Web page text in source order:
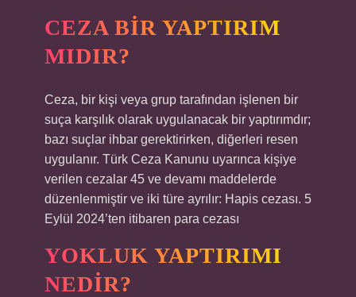
CEZA BIR YAPTIRIM
MIDIR?
Ceza, bir kişi veya grup tarafından işlenen bir
suça karşılık olarak uygulanacak bir yaptırımdır;
bazı suçlar ihbar gerektirirken, diğerleri resen
uygulanır. Türk Ceza Kanunu uyarınca kişiye
verilen cezalar 45 ve devamı maddelerde
düzenlenmiştir ve iki türe ayrılır: Hapis cezası. 5
Eylül 2024’ten itibaren para cezası
YOKLUK YAPTIRIMI
NEDIR?